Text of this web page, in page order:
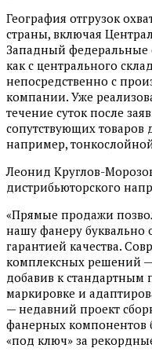
География отгрузок
страны, включая
Западный федеральные
как с центрального
непосредственно с
компании. Уже
течение суток после
сопутствующих товаров
например,
Леонид Круглов-
дистрибьюторского
«Прямые продажи
нашу фанеру буквально
гарантией качества.
комплексных решений —
добавив к стандартным
маркировке и
— недавний проект
фанерных компонентов
«под ключ» за